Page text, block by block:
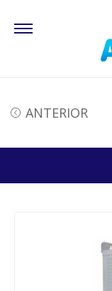
ANTERIOR